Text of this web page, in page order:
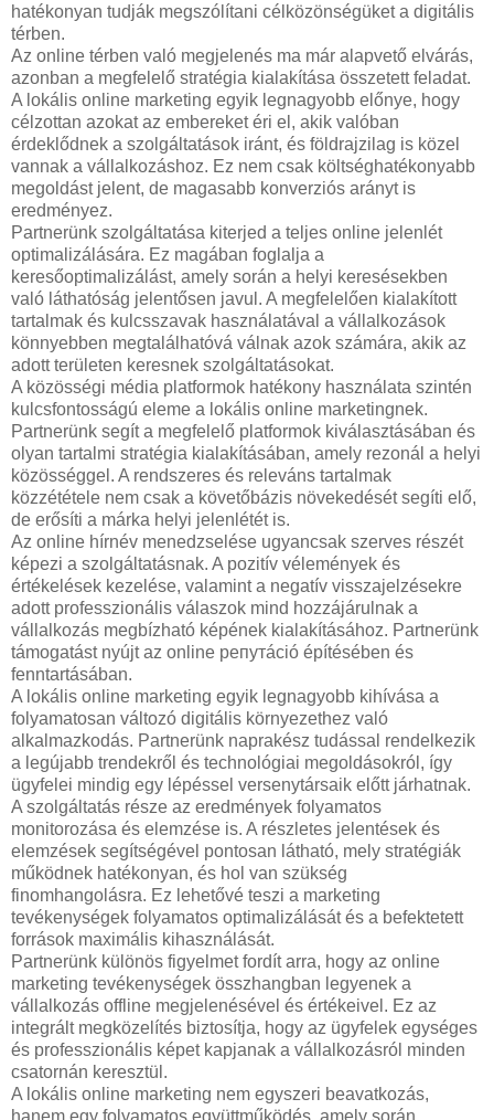
hatékonyan tudják megszólítani célközönségüket a digitális
térben.
Az online térben való megjelenés ma már alapvető elvárás,
azonban a megfelelő stratégia kialakítása összetett feladat.
A lokális online marketing egyik legnagyobb előnye, hogy
célzottan azokat az embereket éri el, akik valóban
érdeklődnek a szolgáltatások iránt, és földrajzilag is közel
vannak a vállalkozáshoz. Ez nem csak költséghatékonyabb
megoldást jelent, de magasabb konverziós arányt is
eredményez.
Partnerünk szolgáltatása kiterjed a teljes online jelenlét
optimalizálására. Ez magában foglalja a
keresőoptimalizálást, amely során a helyi keresésekben
való láthatóság jelentősen javul. A megfelelően kialakított
tartalmak és kulcsszavak használatával a vállalkozások
könnyebben megtalálhatóvá válnak azok számára, akik az
adott területen keresnek szolgáltatásokat.
A közösségi média platformok hatékony használata szintén
kulcsfontosságú eleme a lokális online marketingnek.
Partnerünk segít a megfelelő platformok kiválasztásában és
olyan tartalmi stratégia kialakításában, amely rezonál a helyi
közösséggel. A rendszeres és releváns tartalmak
közzététele nem csak a követőbázis növekedését segíti elő,
de erősíti a márka helyi jelenlétét is.
Az online hírnév menedzselése ugyancsak szerves részét
képezi a szolgáltatásnak. A pozitív vélemények és
értékelések kezelése, valamint a negatív visszajelzésekre
adott professzionális válaszok mind hozzájárulnak a
vállalkozás megbízható képének kialakításához. Partnerünk
támogatást nyújt az online репутáció építésében és
fenntartásában.
A lokális online marketing egyik legnagyobb kihívása a
folyamatosan változó digitális környezethez való
alkalmazkodás. Partnerünk naprakész tudással rendelkezik
a legújabb trendekről és technológiai megoldásokról, így
ügyfelei mindig egy lépéssel versenytársaik előtt járhatnak.
A szolgáltatás része az eredmények folyamatos
monitorozása és elemzése is. A részletes jelentések és
elemzések segítségével pontosan látható, mely stratégiák
működnek hatékonyan, és hol van szükség
finomhangolásra. Ez lehetővé teszi a marketing
tevékenységek folyamatos optimalizálását és a befektetett
források maximális kihasználását.
Partnerünk különös figyelmet fordít arra, hogy az online
marketing tevékenységek összhangban legyenek a
vállalkozás offline megjelenésével és értékeivel. Ez az
integrált megközelítés biztosítja, hogy az ügyfelek egységes
és professzionális képet kapjanak a vállalkozásról minden
csatornán keresztül.
A lokális online marketing nem egyszeri beavatkozás,
hanem egy folyamatos együttműködés, amely során